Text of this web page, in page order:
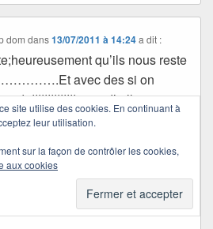
dom dans13/07/2011 à 14:24 a dit :
qu’ils nous reste
avec des si on
qui d’ailleurs en a
bisous
a dit :
site utilise des cookies. En continuant à
leur utilisation.
sur la façon de contrôler les cookies,
aux cookies